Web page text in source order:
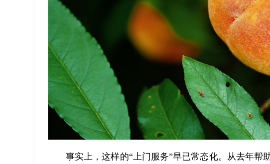
事实上，这样的“上门服务”早已常态化。从去年